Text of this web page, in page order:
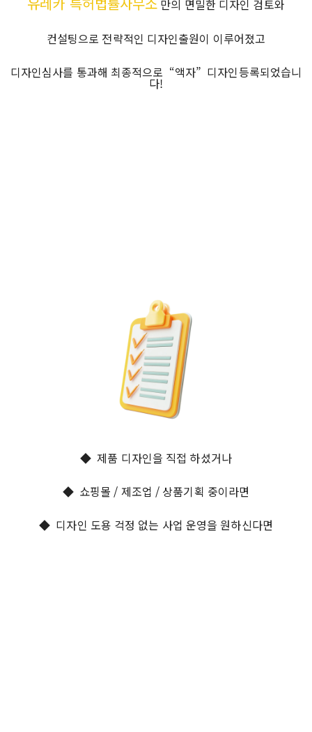
만의 면밀한 디자인 검토와
컨설팅으로 전략적인 디자인출원이 이루어졌고
디자인심사를 통과해 최종적으로 “액자” 디자인등록되었습니
다!
◆ 제품 디자인을 직접 하셨거나
◆ 쇼핑몰 / 제조업 / 상품기획 중이라면
◆ 디자인 도용 걱정 없는 사업 운영을 원하신다면